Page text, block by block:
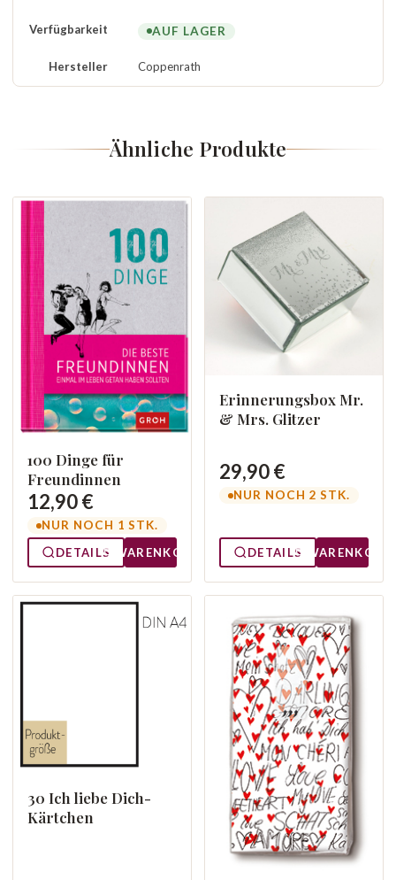
Verfügbarkeit AUF LAGER
Hersteller Coppenrath
Ähnliche Produkte
100 Dinge für
Freundinnen
12,90 €
NUR NOCH 1 STK.
DETAILS
WARENKORB
Erinnerungsbox Mr.
& Mrs. Glitzer
29,90 €
NUR NOCH 2 STK.
DETAILS WARENKORB
30 Ich liebe Dich-
Kärtchen